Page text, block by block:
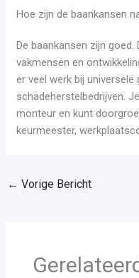
Hoe zijn de baankansen
De baankansen zijn
vakmensen en
er veel werk bij universele
schadeherstelbedrijven.
monteur en kunt
keurmeester,
← Vorige Bericht